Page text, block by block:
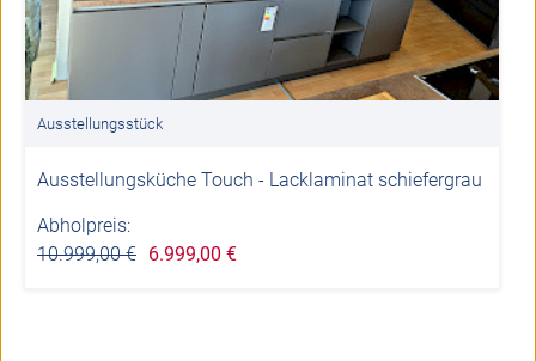
Ausstellungsstück
Ausstellungsküche Touch - Lacklaminat schiefergrau
Abholpreis:
10.999,00 € 6.999,00 €